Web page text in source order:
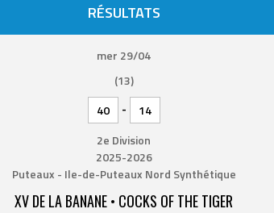
RÉSULTATS
mer 29/04
(13)
40
-
14
2e Division
2025-2026
Puteaux - Ile-de-Puteaux Nord Synthétique
XV DE LA BANANE • COCKS OF THE TIGER